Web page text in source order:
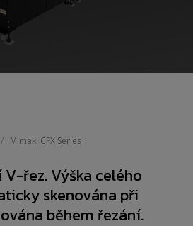
Mimaki CFX Series
řez. Výška celého
skenována při
během řezání.